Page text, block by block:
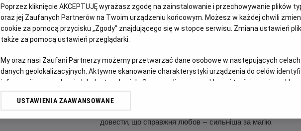
OPIS FILMU
Ця дивовижна історія трапилась у чарівному місті Києві
могутніх чаклунів. Мандрівний артист Руслан, який мріє
закохався в неї, навіть не підозрюючи, що дівчина -
судилося тривати вічно: злий чаклун Чорномор з’явився
кохану, прагнучи перетворити силу її кохання на власну
рушив у погоню за викраденою принцесою, щоб,
довести, що справжня любов – сильніша за магію.
Poprzez kliknięcie AKCEPTUJĘ wyrażasz zgodę na zainstalowanie i przechowywanie plików
oraz jej Zaufanych Partnerów na Twoim urządzeniu końcowym. Możesz w każdej chwili
cookie za pomocą przycisku „Zgody” znajdującego się w stopce serwisu. Zmiana ustawień
także za pomocą ustawień przeglądarki.
My oraz nasi Zaufani Partnerzy możemy przetwarzać dane osobowe w następujących celach:
danych geolokalizacyjnych. Aktywne skanowanie charakterystyki urządzenia do celów
informacji na urządzeniu lub dostęp do nich. Spersonalizowane reklamy i treści, pomiar reklam
odbiorców i ulepszanie usług.
USTAWIENIA ZAAWANSOWANE